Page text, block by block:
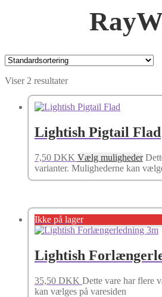
Viser 2 resultater
Lightish Pigtail Flad
7,50 DKK Vælg muligheder
varianter. Mulighederne kan
Ikke på lager
Lightish
35,50 DKK Dette vare har flere
kan vælges på varesiden